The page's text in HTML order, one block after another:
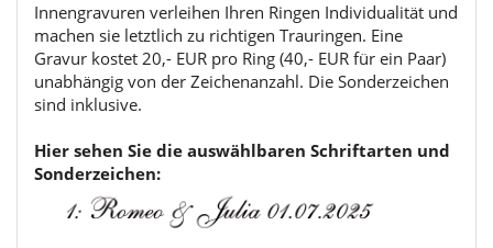
Innengravuren verleihen Ihren Ringen Individualität und
machen sie letztlich zu richtigen Trauringen. Eine
Gravur kostet 20,- EUR pro Ring (40,- EUR für ein Paar)
unabhängig von der Zeichenanzahl. Die Sonderzeichen
sind inklusive.
Hier sehen Sie die auswählbaren Schriftarten und
Sonderzeichen: